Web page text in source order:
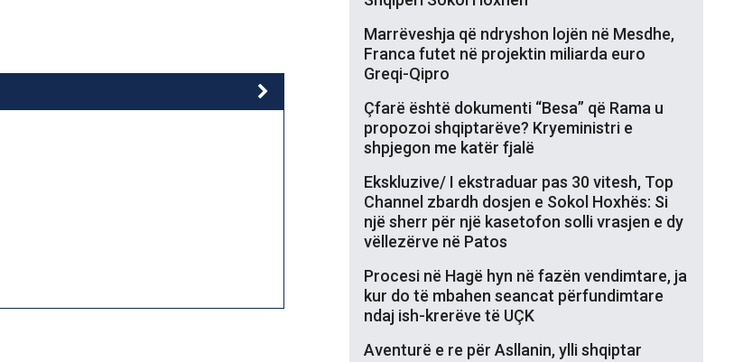
Marrëveshja që ndryshon lojën në Mesdhe,
Franca futet në projektin miliarda euro
Greqi-Qipro
Çfarë është dokumenti “Besa” që Rama u
propozoi shqiptarëve? Kryeministri e
shpjegon me katër fjalë
Ekskluzive/ I ekstraduar pas 30 vitesh, Top
Channel zbardh dosjen e Sokol Hoxhës: Si
një sherr për një kasetofon solli vrasjen e dy
vëllezërve në Patos
Procesi në Hagë hyn në fazën vendimtare, ja
kur do të mbahen seancat përfundimtare
ndaj ish-krerëve të UÇK
Aventurë e re për Asllanin, ylli shqiptar